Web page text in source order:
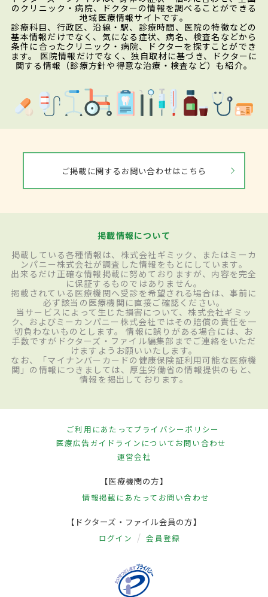
のクリニック・病院、ドクターの情報を調べることができる
地域医療情報サイトです。
診療科目、行政区、沿線・駅、診療時間、医院の特徴などの
基本情報だけでなく、気になる症状、病名、検査名などから
条件に合ったクリニック・病院、ドクターを探すことができ
ます。 医院情報だけでなく、独自取材に基づき、ドクターに
関する情報（診療方針や得意な治療・検査など）も紹介。
ご掲載に関するお問い合わせはこちら
掲載情報について
掲載している各種情報は、株式会社ギミック、またはミーカ
ンパニー株式会社が調査した情報をもとにしています。
出来るだけ正確な情報掲載に努めておりますが、内容を完全
に保証するものではありません。
掲載されている医療機関へ受診を希望される場合は、事前に
必ず該当の医療機関に直接ご確認ください。
当サービスによって生じた損害について、株式会社ギミッ
ク、およびミーカンパニー株式会社ではその賠償の責任を一
切負わないものとします。 情報に誤りがある場合には、お
手数ですがドクターズ・ファイル編集部までご連絡をいただ
けますようお願いいたします。
なお、「マイナンバーカードの健康保険証利用可能な医療機
関」の情報につきましては、厚生労働省の情報提供のもと、
情報を掲出しております。
ご利用にあたってプライバシーポリシー
医療広告ガイドラインについてお問い合わせ
運営会社
【医療機関の方】
情報掲載にあたって お問い合わせ
【ドクターズ・ファイル会員の方】
ログイン 会員登録